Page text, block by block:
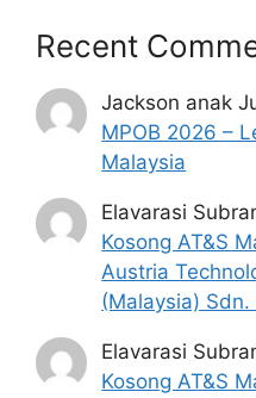
Recent
Jackson anak
MPOB 2026 –
Malaysia
Elavarasi
Kosong AT&S
Austria
(Malaysia) Sdn.
Elavarasi
Kosong AT&S